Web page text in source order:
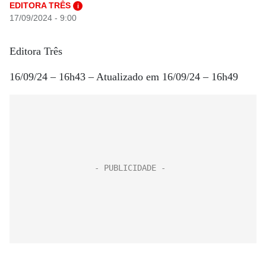
EDITORA TRÊS i
17/09/2024 - 9:00
Editora Três
16/09/24 – 16h43 – Atualizado em 16/09/24 – 16h49